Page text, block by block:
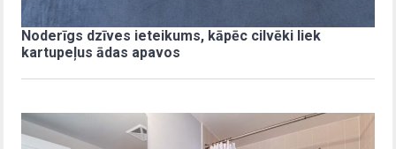
Noderīgs dzīves ieteikums, kāpēc cilvēki liek
kartupeļus ādas apavos